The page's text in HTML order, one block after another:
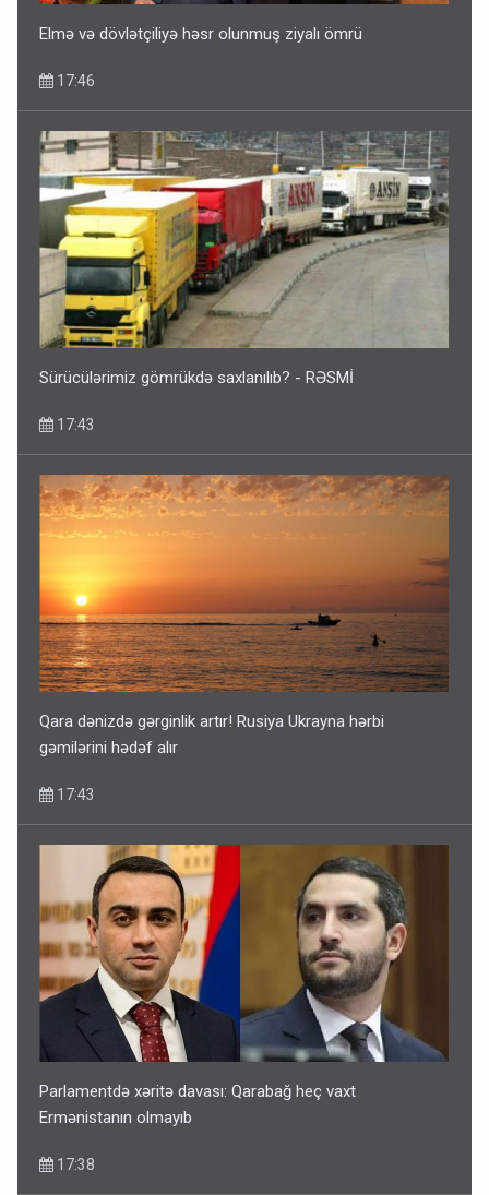
Elmə və dövlətçiliyə həsr olunmuş ziyalı ömrü
17:46
Sürücülərimiz gömrükdə saxlanılıb? - RƏSMİ
17:43
Qara dənizdə gərginlik artır! Rusiya Ukrayna hərbi
gəmilərini hədəf alır
17:43
Parlamentdə xəritə davası: Qarabağ heç vaxt
Ermənistanın olmayıb
17:38